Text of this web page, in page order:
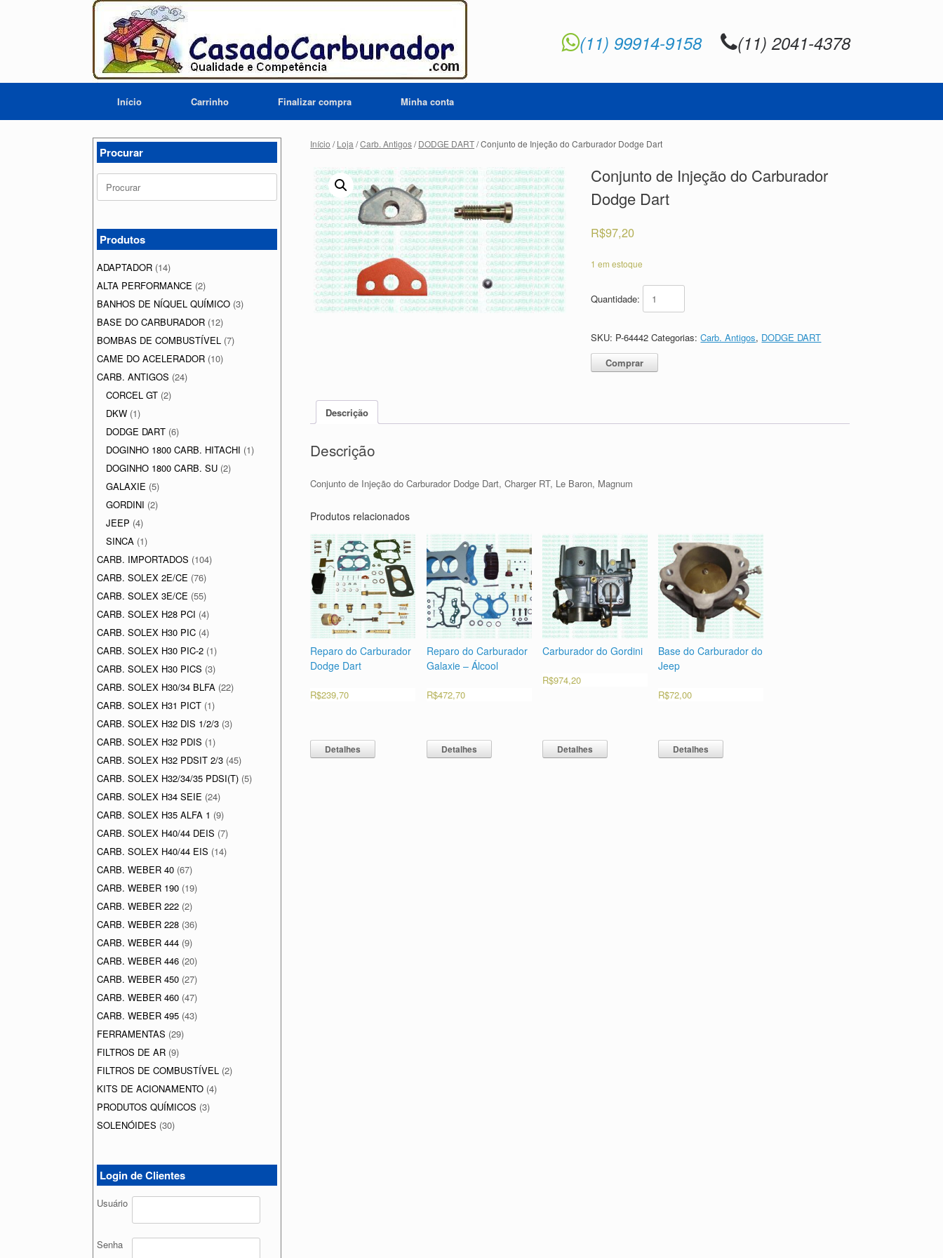
(11) 99914-9158 (11) 2041-4378
Início Carrinho Finalizar compra Minha conta
Início /Loja /Carb. Antigos/DODGE DART/ Conjunto de Injeção do Carburador Dodge Dart
Conjunto de Injeção do Carburador
Dodge Dart
R$97,20
1 em estoque
Quantidade:
Comprar
SKU: P-64442 Categorias:Carb. Antigos, DODGE DART
Descrição
Descrição
Conjunto de Injeção do Carburador Dodge Dart, Charger RT, Le Baron, Magnum
Produtos relacionados
Reparo do Carburador
Dodge Dart
R$239,70
Detalhes
Reparo do Carburador
Galaxie – Álcool
R$472,70
Detalhes
Carburador do Gordini
R$974,20
Detalhes
Base do Carburador do
Jeep
R$72,00
Detalhes
Procurar
Search
for:
Produtos
ADAPTADOR (14)
ALTA PERFORMANCE (2)
BANHOS DE NÍQUEL QUÍMICO (3)
BASE DO CARBURADOR (12)
BOMBAS DE COMBUSTÍVEL (7)
CAME DO ACELERADOR (10)
CARB. ANTIGOS (24)
CORCEL GT (2)
DKW (1)
DODGE DART (6)
DOGINHO 1800 CARB. HITACHI (1)
DOGINHO 1800 CARB. SU (2)
GALAXIE (5)
GORDINI (2)
JEEP (4)
SINCA (1)
CARB. IMPORTADOS (104)
CARB. SOLEX 2E/CE (76)
CARB. SOLEX 3E/CE (55)
CARB. SOLEX H28 PCI (4)
CARB. SOLEX H30 PIC (4)
CARB. SOLEX H30 PIC-2 (1)
CARB. SOLEX H30 PICS (3)
CARB. SOLEX H30/34 BLFA (22)
CARB. SOLEX H31 PICT (1)
CARB. SOLEX H32 DIS 1/2/3 (3)
CARB. SOLEX H32 PDIS (1)
CARB. SOLEX H32 PDSIT 2/3 (45)
CARB. SOLEX H32/34/35 PDSI(T) (5)
CARB. SOLEX H34 SEIE (24)
CARB. SOLEX H35 ALFA 1 (9)
CARB. SOLEX H40/44 DEIS (7)
CARB. SOLEX H40/44 EIS (14)
CARB. WEBER 40 (67)
CARB. WEBER 190 (19)
CARB. WEBER 222 (2)
CARB. WEBER 228 (36)
CARB. WEBER 444 (9)
CARB. WEBER 446 (20)
CARB. WEBER 450 (27)
CARB. WEBER 460 (47)
CARB. WEBER 495 (43)
FERRAMENTAS (29)
FILTROS DE AR (9)
FILTROS DE COMBUSTÍVEL (2)
KITS DE ACIONAMENTO (4)
PRODUTOS QUÍMICOS (3)
SOLENÓIDES (30)
Login de Clientes
Usuário
Senha